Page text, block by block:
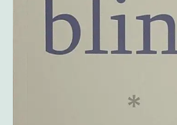
Evente